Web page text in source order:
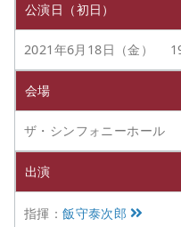
公演日（初日）
2021年6月18日（金）
会場
ザ・シンフォニーホール
出演
指揮：飯守泰次郎